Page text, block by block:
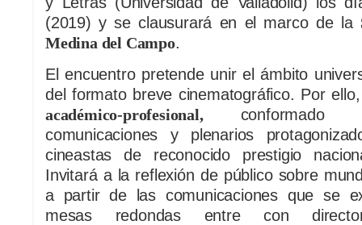
(2019) y se clausurará en el marco de la
Medina del Campo.
El encuentro pretende unir el ámbito
del formato breve cinematográfico. Por
académico-profesional,conformado
comunicaciones y plenarios
cineastas de reconocido prestigio
Invitará a la reflexión de público sobre
a partir de las comunicaciones que se
mesas redondas entre con